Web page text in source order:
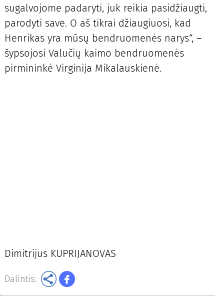
sugalvojome padaryti, juk reikia pasidžiaugti,
parodyti save. O aš tikrai džiaugiuosi, kad
Henrikas yra mūsų bendruomenės narys“, –
šypsojosi Valučių kaimo bendruomenės
pirmininkė Virginija Mikalauskienė.
Dimitrijus KUPRIJANOVAS
Dalintis: